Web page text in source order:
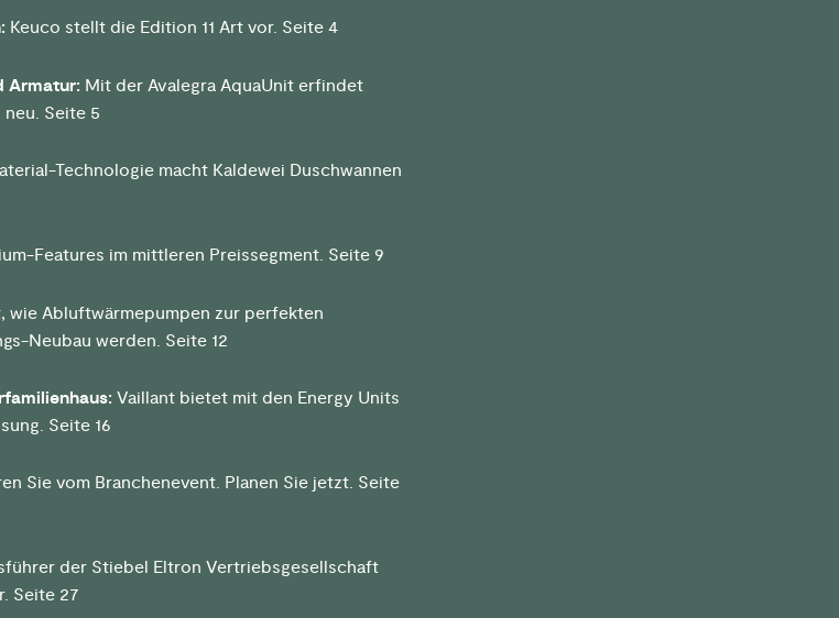
Keuco stellt die Edition 11 Art vor. Seite 4
Armatur: Mit der Avalegra AquaUnit erfindet
Seite 5
Technologie macht Kaldewei Duschwannen
Features im mittleren Preissegment. Seite 9
wie Abluftwärmepumpen zur perfekten
Neubau werden. Seite 12
Vaillant bietet mit den Energy Units
Seite 16
Sie vom Branchenevent. Planen Sie jetzt. Seite
der Stiebel Eltron Vertriebsgesellschaft
Seite 27